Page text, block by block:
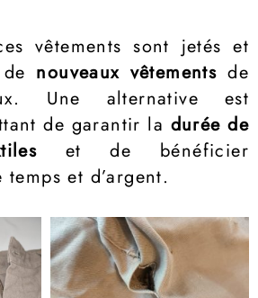
vêtements sont jetés et
nouveaux vêtementsde
Une alternative est
de garantir la durée de
et de bénéficier
temps et d’argent.